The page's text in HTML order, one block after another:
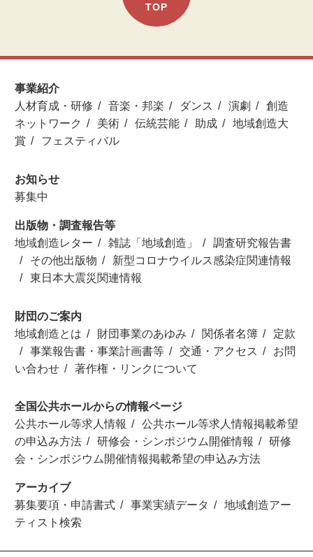
TOP
事業紹介
人材育成・研修
音楽・邦楽 ダンス 演劇
創造
ネットワーク
美術 伝統芸能 助成
地域創造大
賞
フェスティバル
お知らせ
募集中
出版物・調査報告等
地域創造レター
雑誌「地域創造」
調査研究報告書
その他出版物
新型コロナウイルス感染症関連情報
東日本大震災関連情報
財団のご案内
地域創造とは
財団事業のあゆみ 関係者名簿
定款
事業報告書・事業計画書等
交通・アクセス
お問
い合わせ
著作権・リンクについて
全国公共ホールからの情報ページ
公共ホール等求人情報
公共ホール等求人情報掲載希望
の申込み方法
研修会・シンポジウム開催情報
研修
会・シンポジウム開催情報掲載希望の申込み方法
アーカイブ
募集要項・申請書式
事業実績データ
地域創造アー
ティスト検索